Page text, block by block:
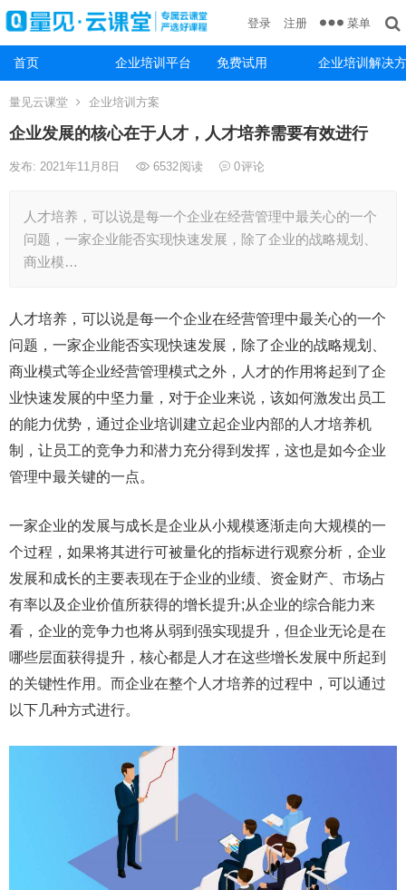
首页 企业培训平台 免费试用 企业培训解决
登录 注册 菜单
量见云课堂 企业培训方案
企业发展的核心在于人才，人才培养需要有效进行
发布: 2021年11月8日 6532阅读 0评论
人才培养，可以说是每一个企业在经营管理中最关心的一个
问题，一家企业能否实现快速发展，除了企业的战略规划、
商业模…
人才培养，可以说是每一个企业在经营管理中最关心的一个
问题，一家企业能否实现快速发展，除了企业的战略规划、
商业模式等企业经营管理模式之外，人才的作用将起到了企
业快速发展的中坚力量，对于企业来说，该如何激发出员工
的能力优势，通过企业培训建立起企业内部的人才培养机
制，让员工的竞争力和潜力充分得到发挥，这也是如今企业
管理中最关键的一点。
一家企业的发展与成长是企业从小规模逐渐走向大规模的一
个过程，如果将其进行可被量化的指标进行观察分析，企业
发展和成长的主要表现在于企业的业绩、资金财产、市场占
有率以及企业价值所获得的增长提升;从企业的综合能力来
看，企业的竞争力也将从弱到强实现提升，但企业无论是在
哪些层面获得提升，核心都是人才在这些增长发展中所起到
的关键性作用。而企业在整个人才培养的过程中，可以通过
以下几种方式进行。